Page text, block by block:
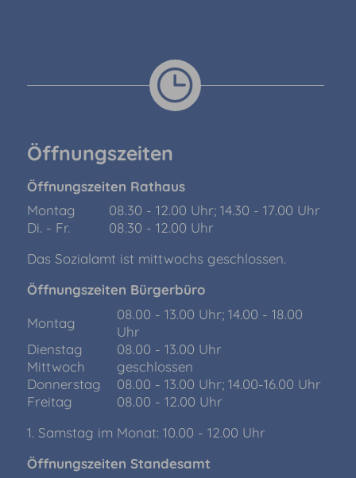
Öffnungszeiten
Öffnungszeiten Rathaus
Montag
08.30 - 12.00 Uhr; 14.30 - 17.00 Uhr
Di. - Fr.
08.30 - 12.00 Uhr
Das Sozialamt ist mittwochs geschlossen.
Öffnungszeiten Bürgerbüro
Montag
08.00 - 13.00 Uhr; 14.00 - 18.00
Uhr
Dienstag
08.00 - 13.00 Uhr
Mittwoch
geschlossen
Donnerstag
08.00 - 13.00 Uhr; 14.00-16.00 Uhr
Freitag
08.00 - 12.00 Uhr
1. Samstag im Monat: 10.00 - 12.00 Uhr
Öffnungszeiten Standesamt